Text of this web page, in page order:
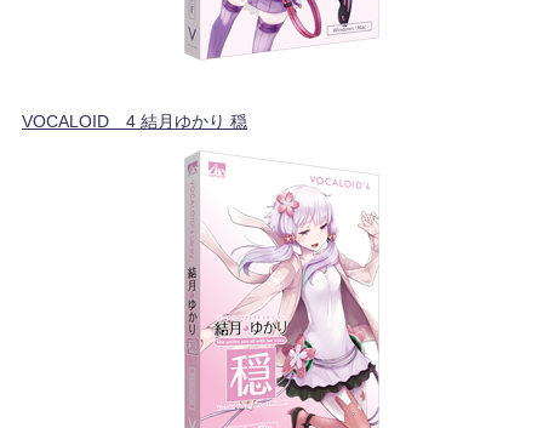
VOCALOID™4 結月ゆかり 穏